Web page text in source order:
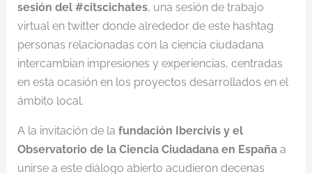
sesión del #citscichates, una sesión de trabajo
virtual en twitter donde alrededor de este hashtag
personas relacionadas con la ciencia ciudadana
intercambian impresiones y experiencias, centradas
en esta ocasión en los proyectos desarrollados en el
ámbito local.
A la invitación de la fundación Ibercivis y el
Observatorio de la Ciencia Ciudadana en Españaa
unirse a este diálogo abierto acudieron decenas